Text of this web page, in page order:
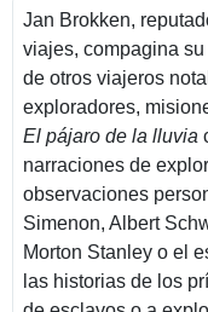
Jan Brokken,
viajes, compagina
de otros viajeros
exploradores,
El pájaro de la lluvia
narraciones de
observaciones
Simenon, Albert
Morton Stanley o el
las historias de los